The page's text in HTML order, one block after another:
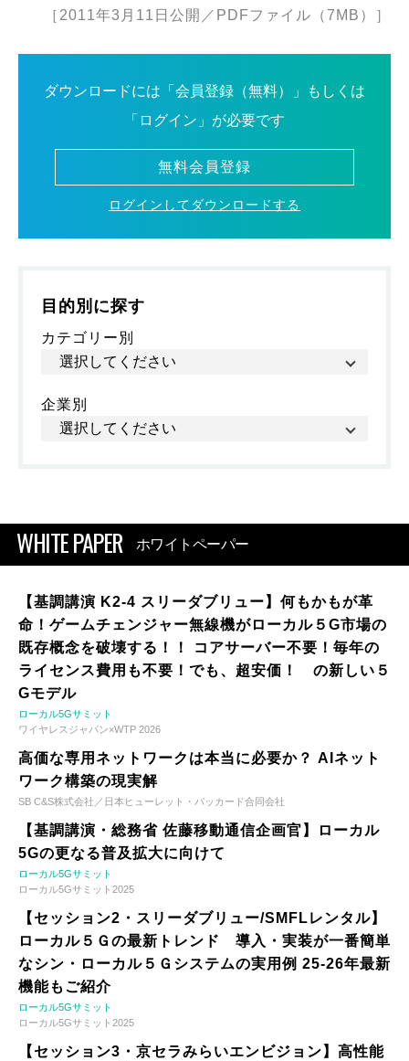
［2011年3月11日公開／PDFファイル（7MB）］
ダウンロードには「会員登録（無料）」もしくは
「ログイン」が必要です
無料会員登録
ログインしてダウンロードする
目的別に探す
カテゴリー別
企業別
WHITE PAPER ホワイトペーパー
【基調講演 K2-4 スリーダブリュー】何もかもが革
命！ゲームチェンジャー無線機がローカル５G市場の
既存概念を破壊する！！ コアサーバー不要！毎年の
ライセンス費用も不要！でも、超安価！ の新しい５
Gモデル
ローカル5Gサミット
ワイヤレスジャパン×WTP 2026
高価な専用ネットワークは本当に必要か？ AIネット
ワーク構築の現実解
SB C&S株式会社／日本ヒューレット・パッカード合同会社
【基調講演・総務省 佐藤移動通信企画官】ローカル
5Gの更なる普及拡大に向けて
ローカル5Gサミット
ローカル5Gサミット2025
【セッション2・スリーダブリュー/SMFLレンタル】
ローカル５Ｇの最新トレンド 導入・実装が一番簡単
なシン・ローカル５Ｇシステムの実用例 25-26年最新
機能もご紹介
ローカル5Gサミット
ローカル5Gサミット2025
【セッション3・京セラみらいエンビジョン】高性能